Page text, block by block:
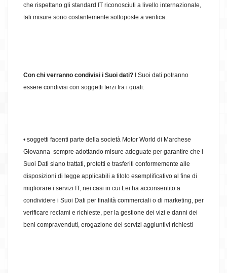
che rispettano gli standard IT riconosciuti a livello internazionale,
tali misure sono costantemente sottoposte a verifica.
Con chi verranno condivisi i Suoi dati? I Suoi dati potranno
essere condivisi con soggetti terzi fra i quali:
• soggetti facenti parte della società Motor World di Marchese
Giovanna sempre adottando misure adeguate per garantire che i
Suoi Dati siano trattati, protetti e trasferiti conformemente alle
disposizioni di legge applicabili a titolo esemplificativo al fine di
migliorare i servizi IT, nei casi in cui Lei ha acconsentito a
condividere i Suoi Dati per finalità commerciali o di marketing, per
verificare reclami e richieste, per la gestione dei vizi e danni dei
beni compravenduti, erogazione dei servizi aggiuntivi richiesti